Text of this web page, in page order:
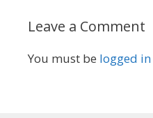
Leave a Comment
You must be logged in